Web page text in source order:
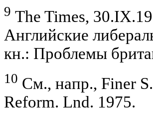
9 The Times,
Английские
кн.: Проблемы
10 См., напр., Finer
Reform. Lnd. 1975.